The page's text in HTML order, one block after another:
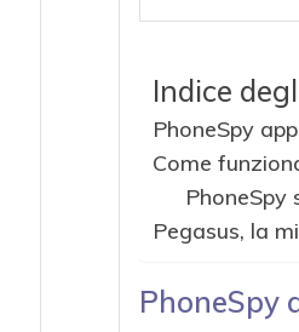
Indice
PhoneSpy
Come
PhoneSpy
Pegasus, la
PhoneSpy